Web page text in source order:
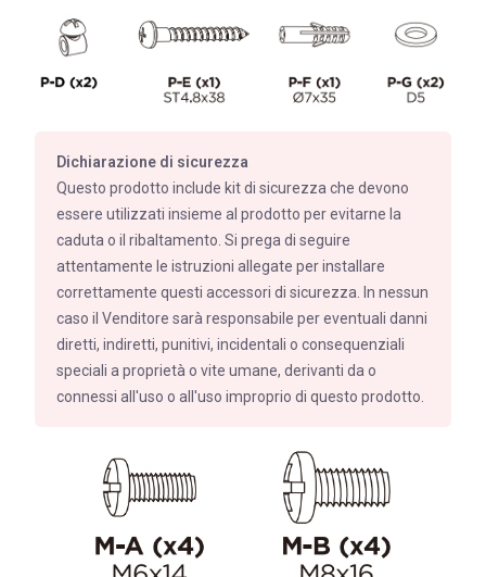
Dichiarazione di sicurezza
Questo prodotto include kit di sicurezza che devono
essere utilizzati insieme al prodotto per evitarne la
caduta o il ribaltamento. Si prega di seguire
attentamente le istruzioni allegate per installare
correttamente questi accessori di sicurezza. In nessun
caso il Venditore sarà responsabile per eventuali danni
diretti, indiretti, punitivi, incidentali o consequenziali
speciali a proprietà o vite umane, derivanti da o
connessi all'uso o all'uso improprio di questo prodotto.